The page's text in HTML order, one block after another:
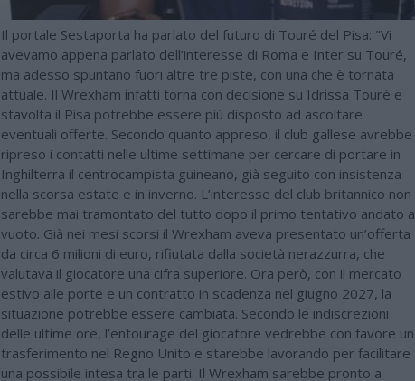
Il portale Sestaporta ha parlato del futuro di Touré del Pisa: "Vi
avevamo appena parlato dell’interesse di Roma e Inter su Touré,
ma adesso spuntano fuori altre tre piste, con una che è tornata
attuale. Il Wrexham infatti torna con decisione su Idrissa Touré e
stavolta il Pisa potrebbe essere più disposto ad ascoltare
eventuali offerte. Secondo quanto appreso, il club gallese avrebbe
ripreso i contatti nelle ultime settimane per cercare di portare in
Inghilterra il centrocampista guineano, già seguito con insistenza
nella scorsa estate e in inverno. L’interesse del club britannico non
sarebbe mai tramontato del tutto dopo il primo tentativo andato a
vuoto. Già nei mesi scorsi il Wrexham aveva presentato un’offerta
da circa 6 milioni di euro, rifiutata dalla società nerazzurra, che
valutava il giocatore una cifra superiore. Ora però, con il mercato
estivo alle porte e un contratto in scadenza nel giugno 2027, la
situazione potrebbe essere cambiata. Secondo le indiscrezioni
delle ultime ore, l’entourage del giocatore vedrebbe con favore un
trasferimento nel Regno Unito e starebbe lavorando per facilitare
una possibile intesa tra le parti. Il Wrexham sarebbe pronto a